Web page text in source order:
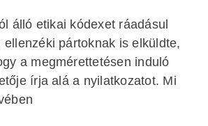
álló etikai kódexet ráadásul
ellenzéki pártoknak is elküldte,
a megmérettetésen induló
írja alá a nyilatkozatot. Mi